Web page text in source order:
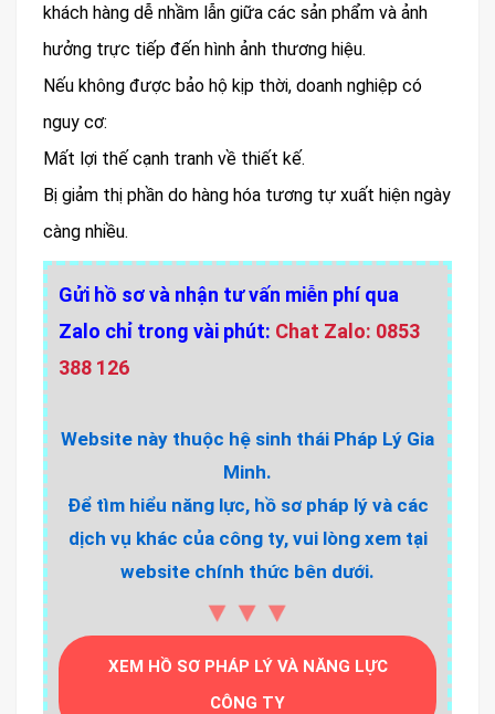
khách hàng dễ nhầm lẫn giữa các sản phẩm và ảnh
hưởng trực tiếp đến hình ảnh thương hiệu.
Nếu không được bảo hộ kịp thời, doanh nghiệp có
nguy cơ:
Mất lợi thế cạnh tranh về thiết kế.
Bị giảm thị phần do hàng hóa tương tự xuất hiện ngày
càng nhiều.
Gửi hồ sơ và nhận tư vấn miễn phí qua
Zalo chỉ trong vài phút: Chat Zalo: 0853
388 126
Website này thuộc hệ sinh thái Pháp Lý Gia
Minh.
Để tìm hiểu năng lực, hồ sơ pháp lý và các
dịch vụ khác của công ty, vui lòng xem tại
website chính thức bên dưới.
▼▼▼
XEM HỒ SƠ PHÁP LÝ VÀ NĂNG LỰC
CÔNG TY